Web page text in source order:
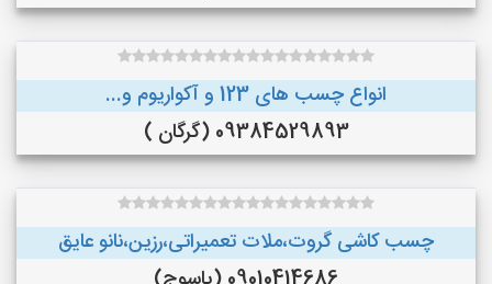
انواع چسب های 123 و آکواریوم و...
09384529893 (گرگان )
چسب کاشی گروت،ملات تعمیراتی،رزین،نانو عایق